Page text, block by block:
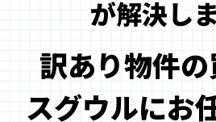
が解決し
訳あり物件
スグウルにお